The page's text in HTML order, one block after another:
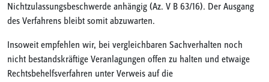
Nichtzulassungsbeschwerde anhängig (Az. V B 63/16). Der Ausgang
des Verfahrens bleibt somit abzuwarten.
Insoweit empfehlen wir, bei vergleichbaren Sachverhalten noch
nicht bestandskräftige Veranlagungen offen zu halten und etwaige
Rechtsbehelfsverfahren unter Verweis auf die